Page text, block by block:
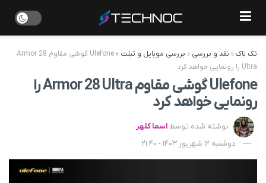
تک ناک» نقد و بررسی » بررسی موبایل و تبلت »
Ulefone گوشی مقاوم Armor 28
Ultra را رونمایی خواهد کرد
Ulefone گوشی مقاوم Armor 28 Ultra را
رونمایی خواهد کرد
نوشته شده توسط اسما کلهر
دوشنبه 12 شهریور 1403 - 21:40